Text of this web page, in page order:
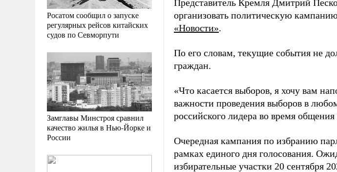
Росатом сообщил о запуске
регулярных рейсов китайских
судов по Севморпути
Замглавы Минстроя сравнил
качество жилья в Нью-Йорке и
России
Представитель Кремля Дмитрий
организовать политическую
«Новости».
По его словам, текущие события не
граждан.
«Что касается выборов, я хочу вам
важности проведения выборов в
российского лидера во время общения
Очередная кампания по избранию
рамках единого дня голосования.
избирательные участки 20 сентября